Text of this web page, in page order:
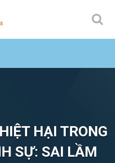
HẠI TRONG
SỰ: SAI LẦM